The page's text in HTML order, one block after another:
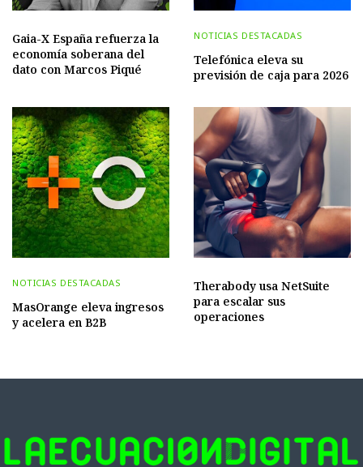
Gaia-X España refuerza la
economía soberana del
dato con Marcos Piqué
NOTICIAS DESTACADAS
Telefónica eleva su
previsión de caja para 2026
NOTICIAS DESTACADAS
MasOrange eleva ingresos
y acelera en B2B
Therabody usa NetSuite
para escalar sus
operaciones